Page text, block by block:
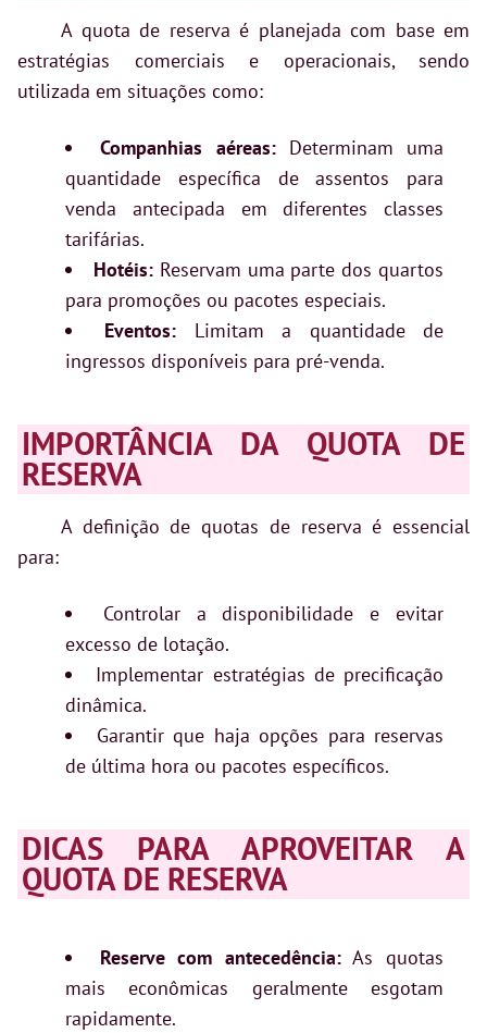
A quota de reserva é planejada com base em
estratégias comerciais e operacionais, sendo
utilizada em situações como:
Companhias aéreas:Determinam uma
quantidade específica de assentos para
venda antecipada em diferentes classes
tarifárias.
Hotéis:Reservam uma parte dos quartos
para promoções ou pacotes especiais.
Eventos: Limitam a quantidade de
ingressos disponíveis para pré-venda.
IMPORTÂNCIA DA QUOTA DE
RESERVA
A definição de quotas de reserva é essencial
para:
Controlar a disponibilidade e evitar
excesso de lotação.
Implementar estratégias de precificação
dinâmica.
Garantir que haja opções para reservas
de última hora ou pacotes específicos.
DICAS PARA APROVEITAR A
QUOTA DE RESERVA
Reserve com antecedência:As quotas
mais econômicas geralmente esgotam
rapidamente.